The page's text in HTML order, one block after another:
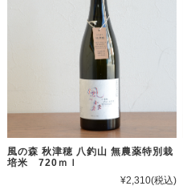
風の森 秋津穂 八釣山 無農薬特別栽
培米 720ｍｌ
¥2,310(税込)